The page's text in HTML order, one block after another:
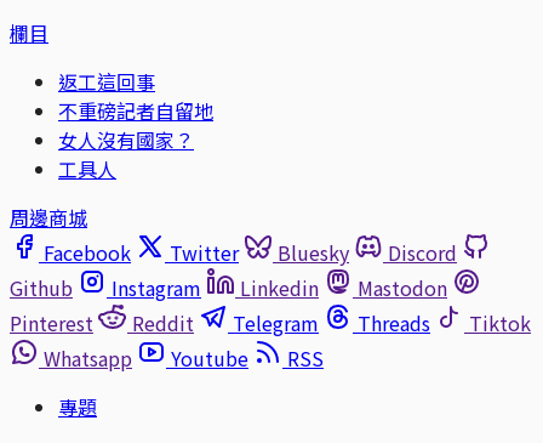
欄目
返工這回事
不重磅記者自留地
女人沒有國家？
工具人
周邊商城
Facebook
Twitter Bluesky
Discord
Github
Instagram Linkedin
Mastodon
Pinterest
Reddit Telegram Threads
Tiktok
Whatsapp
Youtube
RSS
專題